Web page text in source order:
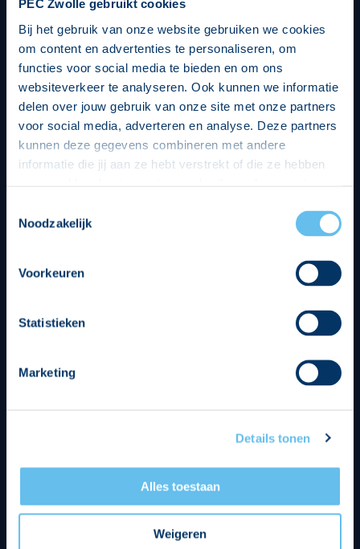
PEC Zwolle gebruikt cookies
Bij het gebruik van onze website gebruiken we cookies
om content en advertenties te personaliseren, om
functies voor social media te bieden en om ons
websiteverkeer te analyseren. Ook kunnen we informatie
delen over jouw gebruik van onze site met onze partners
voor social media, adverteren en analyse. Deze partners
kunnen deze gegevens combineren met andere
informatie die jij aan ze hebt verstrekt of die ze hebben
op een veilige en integere wijze. Je kunt je toestemming
beheren op de privacy- en cookieverklaring pagina.
Noodzakelijk
Voorkeuren
Statistieken
Marketing
Details tonen
Alles toestaan
Weigeren